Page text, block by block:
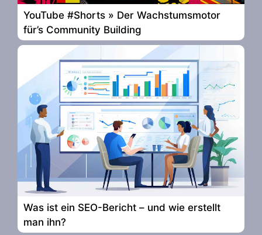
YouTube #Shorts » Der Wachstumsmotor
für’s Community Building
Was ist ein SEO-Bericht – und wie erstellt
man ihn?